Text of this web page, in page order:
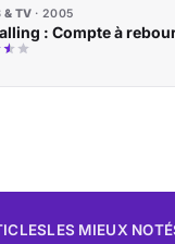
& TV 2005
: Compte à
LES MIEUX